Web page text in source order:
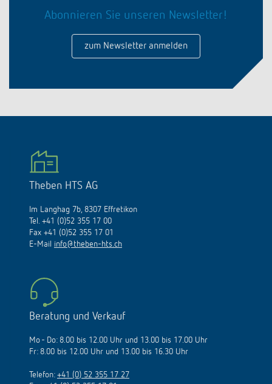
zum Newsletter anmelden
Theben HTS AG
Tel. +41 (0)52 355 17 00
Fax +41 (0)52 355 17 01
E-Mail info@theben-hts.ch
Beratung und Verkauf
Fr: 8.00 bis 12.00 Uhr und 13.00 bis 16.30 Uhr
Fax: +41 (0) 52 355 17 01